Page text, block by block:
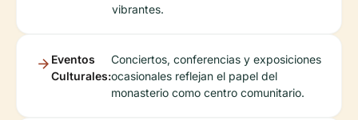
vibrantes.
Eventos
Culturales:
Conciertos, conferencias y exposiciones
ocasionales reflejan el papel del
monasterio como centro comunitario.